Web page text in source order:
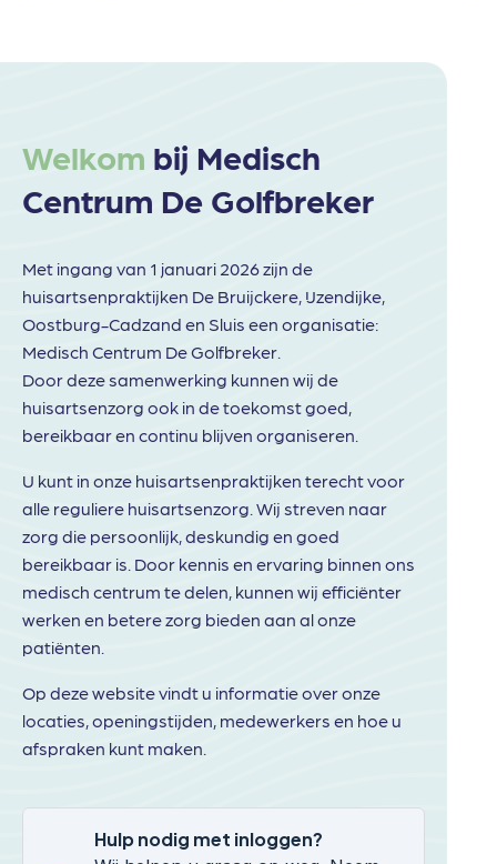
Welkom bij Medisch
Centrum De Golfbreker
Met ingang van 1 januari 2026 zijn de
huisartsenpraktijken De Bruijckere, IJzendijke,
Oostburg-Cadzand en Sluis een organisatie:
Medisch Centrum De Golfbreker.
Door deze samenwerking kunnen wij de
huisartsenzorg ook in de toekomst goed,
bereikbaar en continu blijven organiseren.
U kunt in onze huisartsenpraktijken terecht voor
alle reguliere huisartsenzorg. Wij streven naar
zorg die persoonlijk, deskundig en goed
bereikbaar is. Door kennis en ervaring binnen ons
medisch centrum te delen, kunnen wij efficiënter
werken en betere zorg bieden aan al onze
patiënten.
Op deze website vindt u informatie over onze
locaties, openingstijden, medewerkers en hoe u
afspraken kunt maken.